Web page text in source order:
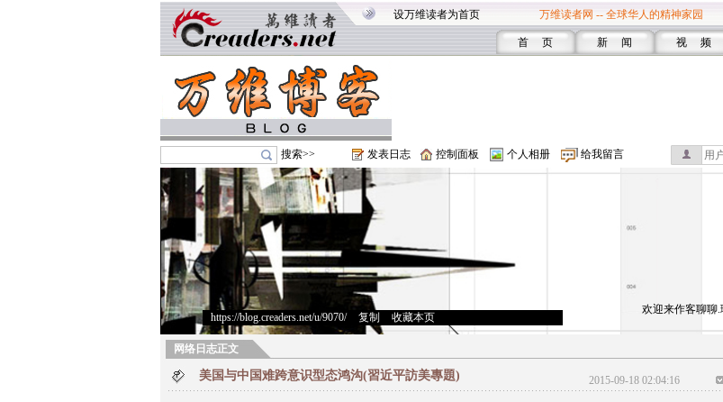
设万维读者为首页 万维读者网 -- 全球华人的精神家园
首 页 新 闻 视 频
搜索>> 发表日志 控制面板 个人相册 给我留言
https://blog.creaders.net/u/9070/> 复制 收藏本页
欢迎来作客聊聊
网络日志正文
美国与中国难跨意识型态鸿沟(習近平訪美專題) 2015-09-18 02:04:16